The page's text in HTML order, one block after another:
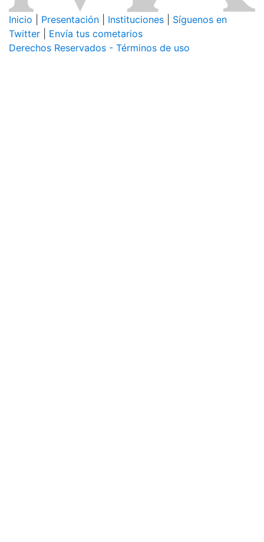
Inicio Presentación Instituciones
Síguenos en
Twitter
Envía tus cometarios
Derechos Reservados - Términos de uso